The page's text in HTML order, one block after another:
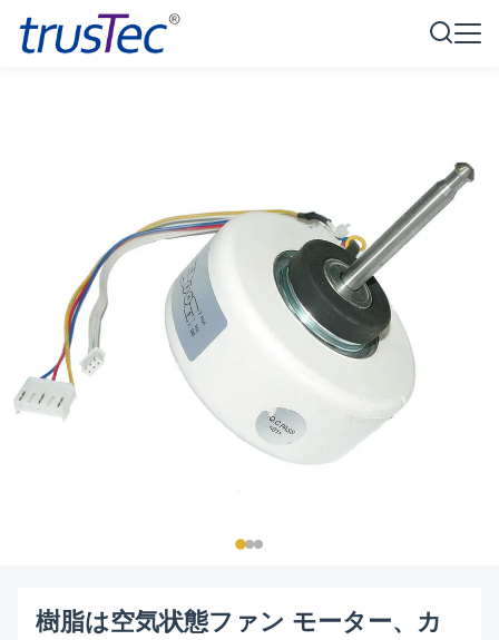
樹脂は空気状態ファン モーター、カ